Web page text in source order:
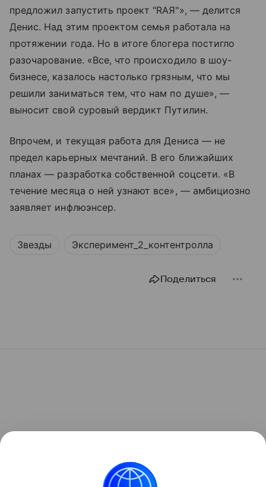
предложил запустить проект "RАЯ"», — делится
Денис. Над этим проектом семья работала на
протяжении года. Но в итоге блогера постигло
разочарование. «Все, что происходило в шоу-
бизнесе, казалось настолько грязным, что мы
решили заниматься тем, что нам по душе», —
выносит свой суровый вердикт Путилин.
Впрочем, и текущая работа для Дениса — не
предел карьерных мечтаний. В его ближайших
планах — разработка собственной соцсети. «В
течение месяца о ней узнают все», — амбициозно
заявляет инфлюэнсер.
Звезды Эксперимент_2_контентролла
Поделиться